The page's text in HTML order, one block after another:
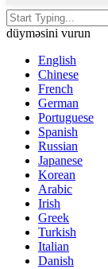
düyməsini vurun
English
Chinese
French
German
Portuguese
Spanish
Russian
Japanese
Korean
Arabic
Irish
Greek
Turkish
Italian
Danish